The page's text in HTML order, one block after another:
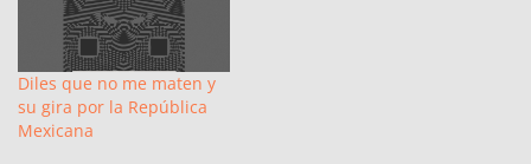
Diles que no me maten y
su gira por la República
Mexicana